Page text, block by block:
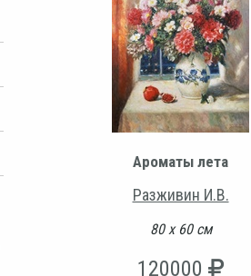
Ароматы лета
Разживин И.В.
80 х 60 см
120000